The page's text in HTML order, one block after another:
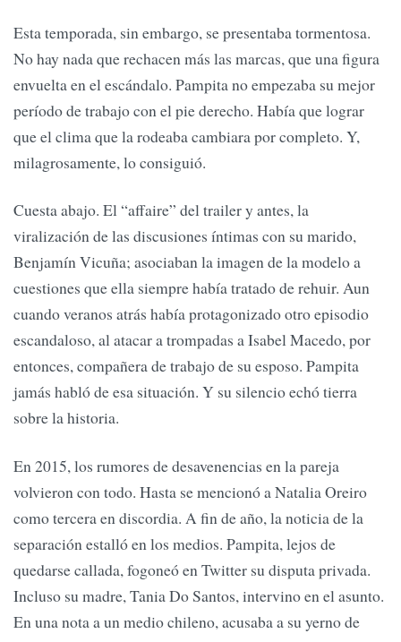
Esta temporada, sin embargo, se presentaba tormentosa.
No hay nada que rechacen más las marcas, que una figura
envuelta en el escándalo. Pampita no empezaba su mejor
período de trabajo con el pie derecho. Había que lograr
que el clima que la rodeaba cambiara por completo. Y,
milagrosamente, lo consiguió.
Cuesta abajo. El “affaire” del trailer y antes, la
viralización de las discusiones íntimas con su marido,
Benjamín Vicuña; asociaban la imagen de la modelo a
cuestiones que ella siempre había tratado de rehuir. Aun
cuando veranos atrás había protagonizado otro episodio
escandaloso, al atacar a trompadas a Isabel Macedo, por
entonces, compañera de trabajo de su esposo. Pampita
jamás habló de esa situación. Y su silencio echó tierra
sobre la historia.
En 2015, los rumores de desavenencias en la pareja
volvieron con todo. Hasta se mencionó a Natalia Oreiro
como tercera en discordia. A fin de año, la noticia de la
separación estalló en los medios. Pampita, lejos de
quedarse callada, fogoneó en Twitter su disputa privada.
Incluso su madre, Tania Do Santos, intervino en el asunto.
En una nota a un medio chileno, acusaba a su yerno de